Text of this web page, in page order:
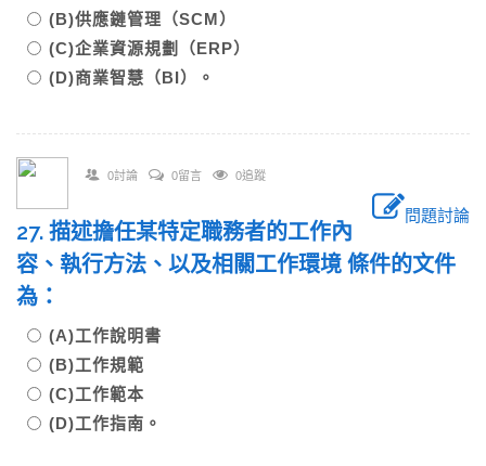
(B)供應鏈管理（SCM）
(C)企業資源規劃（ERP）
(D)商業智慧（BI）。
0討論 0留言 0追蹤
問題討論
27. 描述擔任某特定職務者的工作內
容、執行方法、以及相關工作環境 條件的文件
為：
(A)工作說明書
(B)工作規範
(C)工作範本
(D)工作指南。